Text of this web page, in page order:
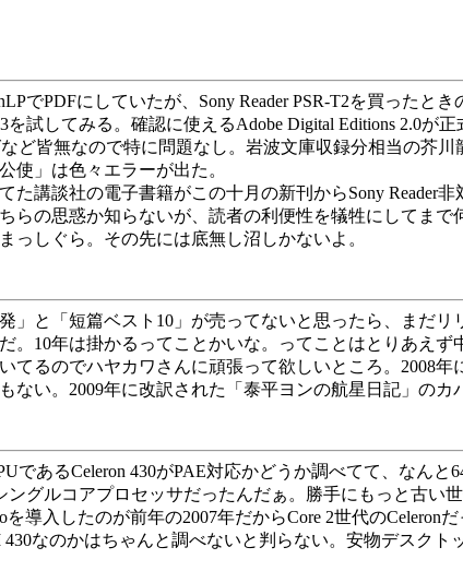
でPDFにしていたが、Sony Reader PSR-T2を買った
を試してみる。確認に使えるAdobe Digital Editions 2.0
ど皆無なので特に問題なし。岩波文庫収録分相当の芥
使」は色々エラーが出た。
た講談社の電子書籍がこの十月の新刊からSony Reader
らの思惑か知らないが、読者の利便性を犠牲にしてま
っしぐら。その先には底無し沼しかないよ。
と「短篇ベスト10」が売ってないと思ったら、まだ
。10年は掛かるってことかいな。ってことはとりあえ
てるのでハヤカワさんに頑張って欲しいところ。2008
ない。2009年に改訳された「泰平ヨンの航星日記」の
であるCeleron 430がPAE対応かどうか調べてて、なん
ングルコアプロセッサだったんだぁ。勝手にもっと古
を導入したのが前年の2007年だからCore 2世代の
430なのかはちゃんと調べないと判らない。安物デスク